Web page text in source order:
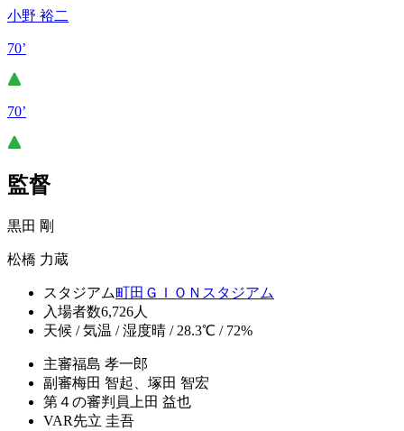
小野 裕二
70’
70’
監督
黒田 剛
松橋 力蔵
スタジアム町田ＧＩＯＮスタジアム
入場者数6,726人
天候 / 気温 / 湿度晴 / 28.3℃ / 72%
主審福島 孝一郎
副審梅田 智起、塚田 智宏
第４の審判員 上田 益也
VAR先立 圭吾